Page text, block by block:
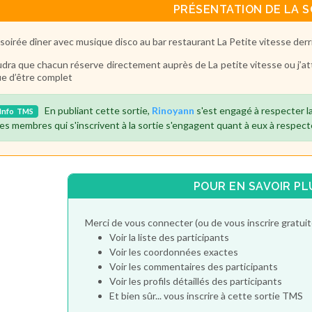
PRÉSENTATION DE LA
dîner avec musique disco au bar restaurant La Petite vitesse
que chacun réserve directement auprès de La petite vitesse ou
d’être complet
Info TMS En publiant cette sortie, Rinoyann s'est engagé à respecter
membres qui s'inscrivent à la sortie s'engagent quant à eux à
POUR EN SAVOIR
Merci de vous connecter (ou de vous inscrire
Voir la liste des participants
Voir les coordonnées exactes
Voir les commentaires des participants
Voir les profils détaillés des participants
Et bien sûr... vous inscrire à cette sortie TMS